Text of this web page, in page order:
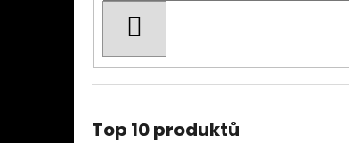
Top 10 produktů